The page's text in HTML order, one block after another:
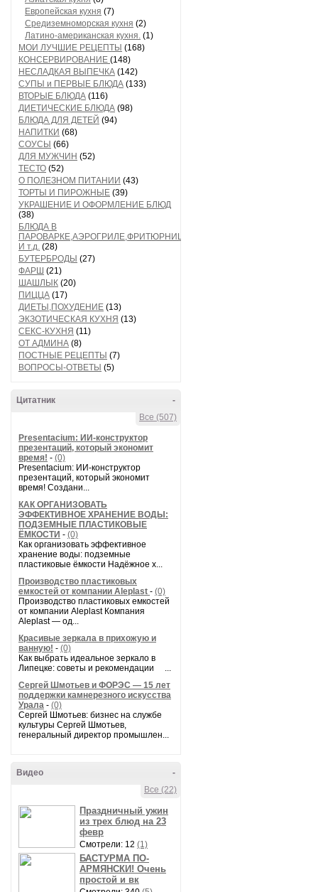
Европейская кухня (7)
Средиземноморская кухня (2)
Латино-американская кухня. (1)
МОИ ЛУЧШИЕ РЕЦЕПТЫ (168)
КОНСЕРВИРОВАНИЕ (148)
НЕСЛАДКАЯ ВЫПЕЧКА (142)
СУПЫ и ПЕРВЫЕ БЛЮДА (133)
ВТОРЫЕ БЛЮДА (116)
ДИЕТИЧЕСКИЕ БЛЮДА (98)
БЛЮДА ДЛЯ ДЕТЕЙ (94)
НАПИТКИ (68)
СОУСЫ (66)
ДЛЯ МУЖЧИН (52)
ТЕСТО (52)
О ПОЛЕЗНОМ ПИТАНИИ (43)
ТОРТЫ И ПИРОЖНЫЕ (39)
УКРАШЕНИЕ И ОФОРМЛЕНИЕ БЛЮД
(38)
БЛЮДА В
ПАРОВАРКЕ,АЭРОГРИЛЕ,ФРИТЮРНИЦЕ
И т.д. (28)
БУТЕРБРОДЫ (27)
ФАРШ (21)
ШАШЛЫК (20)
ПИЦЦА (17)
ДИЕТЫ,ПОХУДЕНИЕ (13)
ЭКЗОТИЧЕСКАЯ КУХНЯ (13)
СЕКС-КУХНЯ (11)
ОТ АДМИНА (8)
ПОСТНЫЕ РЕЦЕПТЫ (7)
ВОПРОСЫ-ОТВЕТЫ (5)
-
Цитатник
Все (507)
Presentacium: ИИ‑конструктор
презентаций, который экономит
время! - (0)
Presentacium: ИИ‑конструктор
презентаций, который экономит
время! Создани...
КАК ОРГАНИЗОВАТЬ
ЭФФЕКТИВНОЕ ХРАНЕНИЕ ВОДЫ:
ПОДЗЕМНЫЕ ПЛАСТИКОВЫЕ
ЁМКОСТИ - (0)
Как организовать эффективное
хранение воды: подземные
пластиковые ёмкости Надёжное х...
Производство пластиковых
емкостей от компании Aleplast - (0)
Производство пластиковых емкостей
от компании Aleplast Компания
Aleplast — од...
Красивые зеркала в прихожую и
ванную! - (0)
Как выбрать идеальное зеркало в
Липецке: советы и рекомендации ...
Сергей Шмотьев и ФОРЭС — 15 лет
поддержки камнерезного искусства
Урала - (0)
Сергей Шмотьев: бизнес на службе
культуры Сергей Шмотьев,
генеральный директор промышлен...
-
Видео
Все (22)
Праздничный ужин
из трех блюд на 23
февр
Смотрели: 12 (1)
БАСТУРМА ПО-
АРМЯНСКИ! Очень
простой и вк